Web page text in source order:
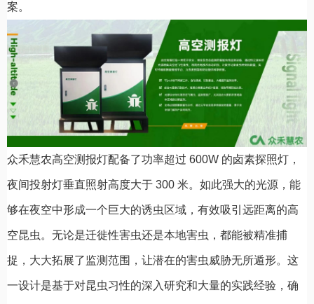
案。
众禾慧农高空测报灯配备了功率超过 600W 的卤素探照灯，
夜间投射灯垂直照射高度大于 300 米。如此强大的光源，能
够在夜空中形成一个巨大的诱虫区域，有效吸引远距离的高
空昆虫。无论是迁徙性害虫还是本地害虫，都能被精准捕
捉，大大拓展了监测范围，让潜在的害虫威胁无所遁形。这
一设计是基于对昆虫习性的深入研究和大量的实践经验，确